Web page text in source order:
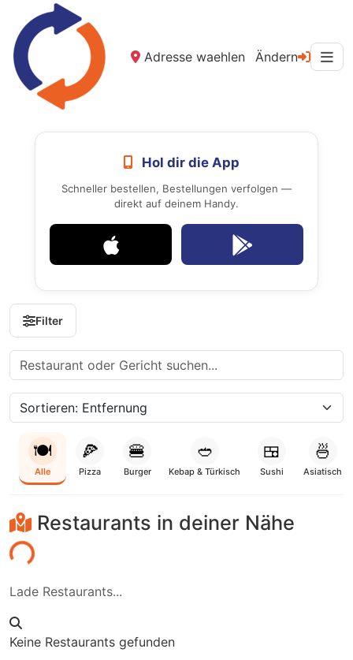
Adresse waehlen Ändern
Hol dir die App
Schneller bestellen, Bestellungen verfolgen —
direkt auf deinem Handy.
Filter
🍽️
Alle
🍕
Pizza
🍔
Burger
🥙
Kebap & Türkisch
🍱
Sushi
🍜
Asiatisch
Restaurants in deiner Nähe
Lade Restaurants...
Keine Restaurants gefunden